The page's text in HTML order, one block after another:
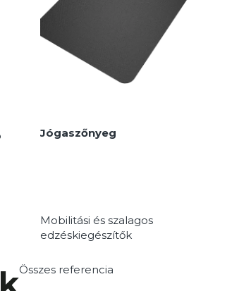
MEGNÉZEM
Jógaszőnyeg
Mobilitási és szalagos
edzéskiegészítők
Összes referencia